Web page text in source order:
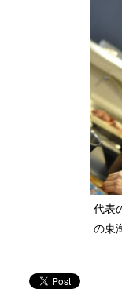
代表
の東